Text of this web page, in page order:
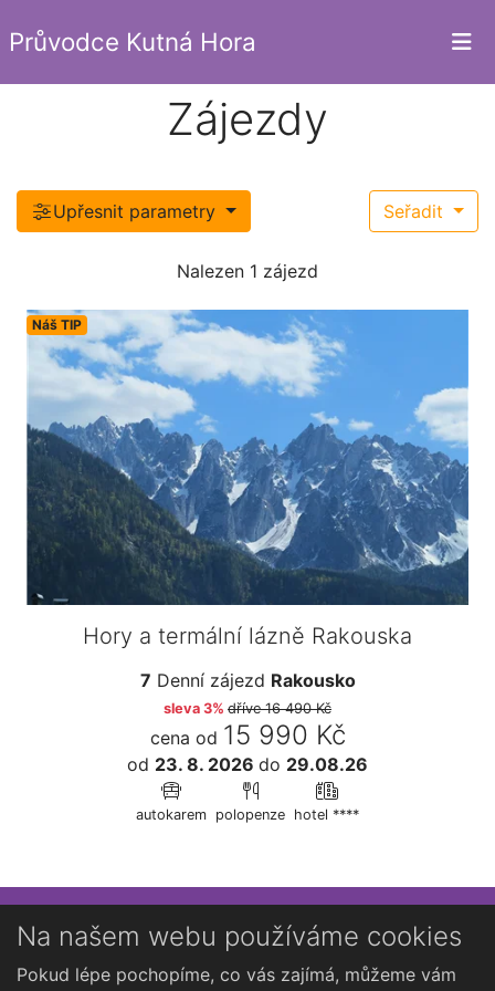
Průvodce Kutná Hora
Zájezdy
Upřesnit parametry Seřadit
Nalezen 1 zájezd
Náš TIP
Hory a termální lázně Rakouska
7 Denní zájezd Rakousko
sleva 3% dříve16 490 Kč
cena od 15 990 Kč
od 23. 8. 2026 do 29.08.26
autokarem polopenze hotel ****
Přihlaste se k newsletteru
Chcete dostávat občasné novinky o Kutné Hoře?
Na našem webu používáme cookies
Pokud lépe pochopíme, co vás zajímá, můžeme vám